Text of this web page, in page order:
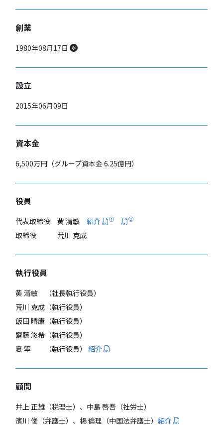
創業
1980年08月17日
設立
2015年06月09日
資本金
6,500万円（グループ資本金 6.25億円）
役員
代表取締役 黄 清敏紹介 ① ②
取締役 荒川 克成
執行役員
黄 清敏 （社長執行役員）
荒川 克成（執行役員）
飯田 晴康（執行役員）
齋藤 悠希（執行役員）
夏 寧 （執行役員）紹介
顧問
井上 正雄（税理士）、中島 啓吾（社労士）
濱川 俊（弁護士）、楊 倫理（中国法弁護士）紹介